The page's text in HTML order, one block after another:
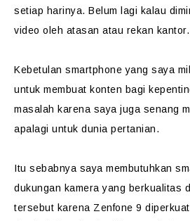
setiap harinya. Belum lagi kalau
video oleh atasan atau rekan kantor.
Kebetulan smartphone yang saya
untuk membuat konten bagi
masalah karena saya juga senang
apalagi untuk dunia pertanian.
Itu sebabnya saya membutuhkan
dukungan kamera yang berkualitas
tersebut karena Zenfone 9